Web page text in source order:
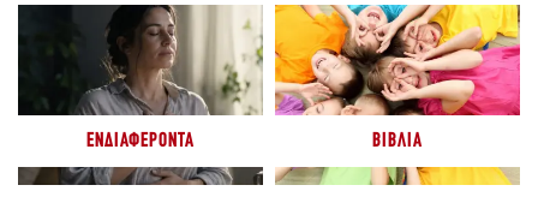
ΕΝΔΙΑΦΈΡΟΝΤΑ ΒΙΒΛΊΑ